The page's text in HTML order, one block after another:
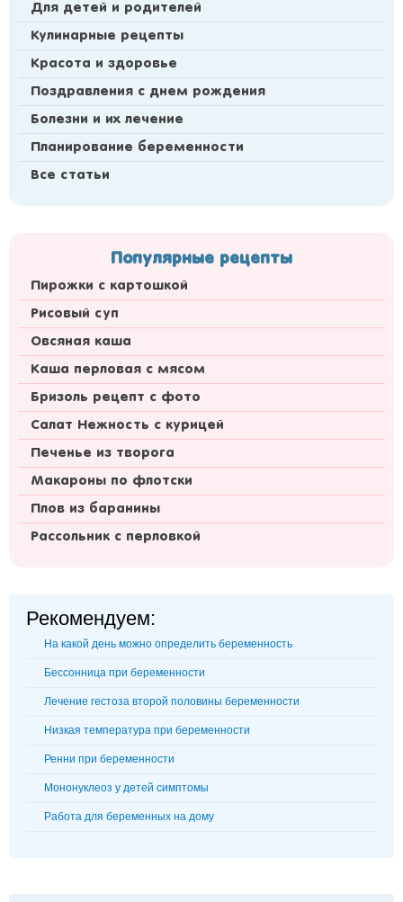
Для детей и родителей
Кулинарные рецепты
Красота и здоровье
Поздравления с днем рождения
Болезни и их лечение
Планирование беременности
Все статьи
Популярные рецепты
Пирожки с картошкой
Рисовый суп
Овсяная каша
Каша перловая с мясом
Бризоль рецепт с фото
Салат Нежность с курицей
Печенье из творога
Макароны по флотски
Плов из баранины
Рассольник с перловкой
Рекомендуем:
На какой день можно определить беременность
Бессонница при беременности
Лечение гестоза второй половины беременности
Низкая температура при беременности
Ренни при беременности
Мононуклеоз у детей симптомы
Работа для беременных на дому